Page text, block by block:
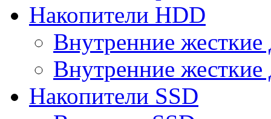
Накопители HDD
Внутренние
Внутренние
Накопители SSD